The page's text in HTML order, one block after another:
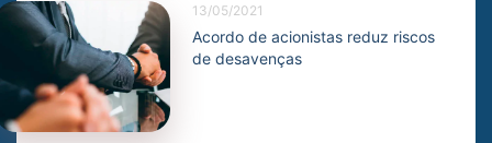
13/05/2021
Acordo de acionistas reduz riscos
de desavenças